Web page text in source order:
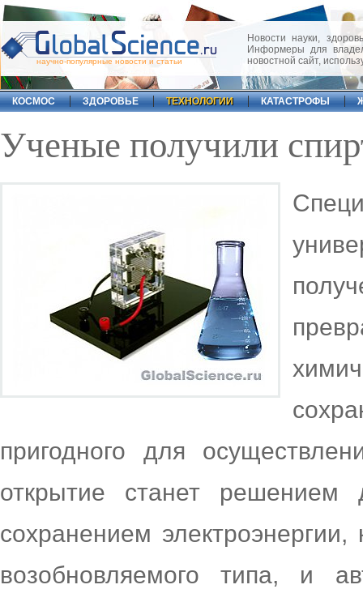
научно-популярные новости и статьи
Новости науки,
Информеры для
новостной сайт,
КОСМОС ЗДОРОВЬЕ ТЕХНОЛОГИИ КАТАСТРОФЫ
Ученые получили
пригодного для
открытие станет
сохранением
возобновляемого типа, и